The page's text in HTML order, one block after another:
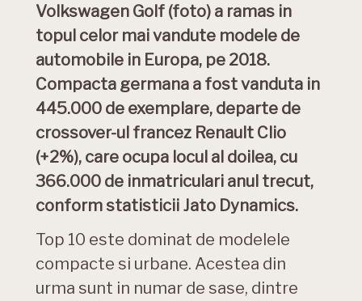
Volkswagen Golf (foto) a ramas in
topul celor mai vandute modele de
automobile in Europa, pe 2018.
Compacta germana a fost vanduta in
445.000 de exemplare, departe de
crossover-ul francez Renault Clio
(+2%), care ocupa locul al doilea, cu
366.000 de inmatriculari anul trecut,
conform statisticii Jato Dynamics.
Top 10 este dominat de modelele
compacte si urbane. Acestea din
urma sunt in numar de sase, dintre